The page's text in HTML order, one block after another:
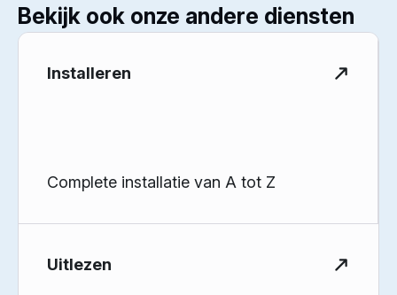
Bekijk ook onze andere diensten
Installeren
Complete installatie van A tot Z
Uitlezen